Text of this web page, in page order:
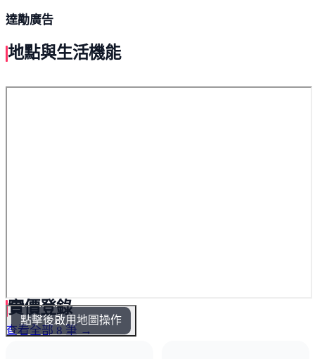
達勱廣告
地點與生活機能
點擊後啟用地圖操作
實價登錄
查看全部 8 筆 →